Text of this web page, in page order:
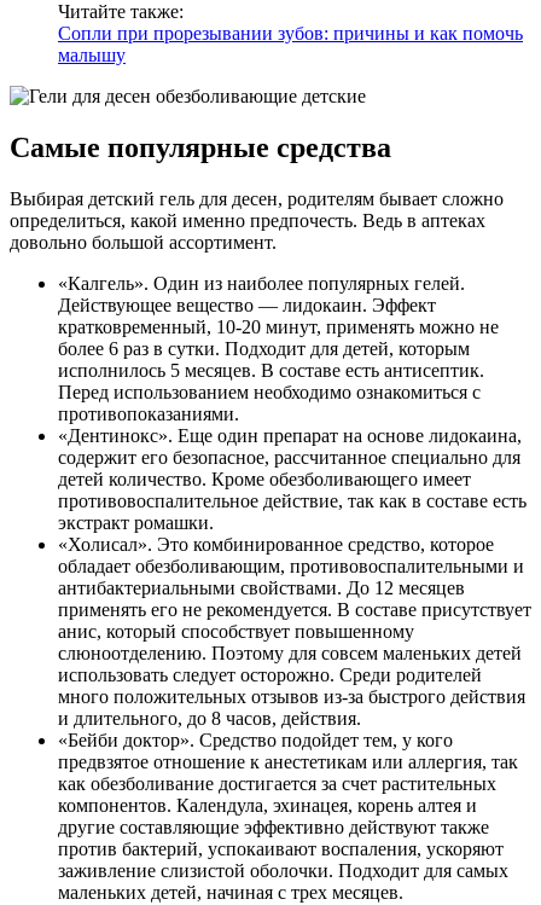
Читайте также:
Сопли при прорезывании зубов: причины и как помочь
малышу
Самые популярные средства
Выбирая детский гель для десен, родителям бывает сложно
определиться, какой именно предпочесть. Ведь в аптеках
довольно большой ассортимент.
«Калгель». Один из наиболее популярных гелей.
Действующее вещество — лидокаин. Эффект
кратковременный, 10-20 минут, применять можно не
более 6 раз в сутки. Подходит для детей, которым
исполнилось 5 месяцев. В составе есть антисептик.
Перед использованием необходимо ознакомиться с
противопоказаниями.
«Дентинокс». Еще один препарат на основе лидокаина,
содержит его безопасное, рассчитанное специально для
детей количество. Кроме обезболивающего имеет
противовоспалительное действие, так как в составе есть
экстракт ромашки.
«Холисал». Это комбинированное средство, которое
обладает обезболивающим, противовоспалительными и
антибактериальными свойствами. До 12 месяцев
применять его не рекомендуется. В составе присутствует
анис, который способствует повышенному
слюноотделению. Поэтому для совсем маленьких детей
использовать следует осторожно. Среди родителей
много положительных отзывов из-за быстрого действия
и длительного, до 8 часов, действия.
«Бейби доктор». Средство подойдет тем, у кого
предвзятое отношение к анестетикам или аллергия, так
как обезболивание достигается за счет растительных
компонентов. Календула, эхинацея, корень алтея и
другие составляющие эффективно действуют также
против бактерий, успокаивают воспаления, ускоряют
заживление слизистой оболочки. Подходит для самых
маленьких детей, начиная с трех месяцев.